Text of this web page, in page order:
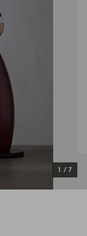
1 / 7